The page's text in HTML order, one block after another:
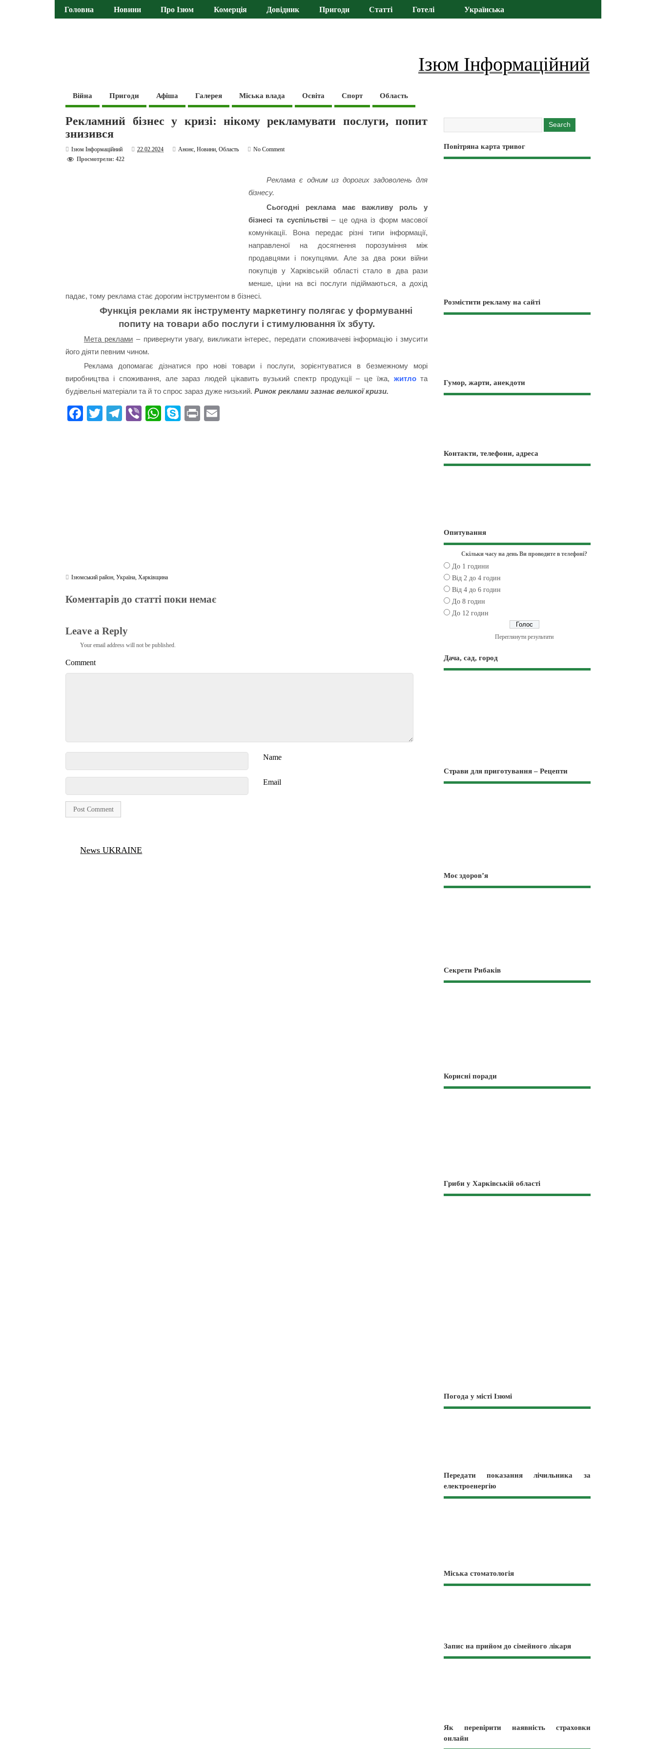
Головна Новини Про Ізюм Комерція Довідник Пригоди Статті Готелі Українська
Ізюм Інформаційний
Війна Пригоди Афіша Галерея Міська влада Освіта Спорт Область
Рекламний бізнес у кризі: нікому рекламувати послуги, попит
знизився
Ізюм Інформаційний 22.02.2024 Анонс,Новини,Область
No Comment
Просмотрели: 422
Реклама є одним из дорогих задоволень для
бізнесу.
Сьогодні реклама має важливу роль у
бізнесі та суспільстві – це одна із форм масової
комунікації. Вона передає різні типи інформації,
направленої на досягнення порозуміння між
продавцями і покупцями. Але за два роки війни
покупців у Харківській області стало в два рази
менше, ціни на всі послуги підіймаються, а дохід
падає, тому реклама стає дорогим інструментом в бізнесі.
Функція реклами як інструменту маркетингу полягає у формуванні
попиту на товари або послуги і стимулювання їх збуту.
Мета реклами – привернути увагу, викликати інтерес, передати споживачеві інформацію і змусити
його діяти певним чином.
Реклама допомагає дізнатися про нові товари і послуги, зорієнтуватися в безмежному морі
виробництва і споживання, але зараз людей цікавить вузький спектр продукції – це їжа, житлота
будівельні матеріали та й то спрос зараз дуже низький.Ринок реклами зазнає великої кризи.
Fa T
Te Vi
W
S
Pr
Ізюмський район,Україна,Харківщина
Коментарів до статті поки немає
Leave a Reply
Your email address will not be published.
Comment
Name
Email
News UKRAINE
Повітряна карта тривог
Розмістити рекламу на сайті
Гумор, жарти, анекдоти
Контакти, телефони, адреса
Опитування
Скільки часу на день Ви проводите в телефоні?
До 1 години
Від 2 до 4 годин
Від 4 до 6 годин
До 8 годин
До 12 годин
Переглянути результати
Дача, сад, город
Страви для приготування – Рецепти
Моє здоров’я
Секрети Рибаків
Корисні поради
Гриби у Харківській області
Погода у місті Ізюмі
Передати показання лічильника за
електроенергію
Міська стоматологія
Запис на прийом до сімейного лікаря
Як перевірити наявність страховки
онлайн